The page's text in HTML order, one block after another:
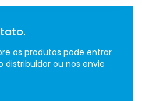
os produtos pode entrar
ou nos envie